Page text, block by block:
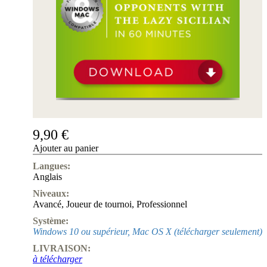
9,90 €
Ajouter au panier
Langues:
Anglais
Niveaux:
Avancé, Joueur de tournoi, Professionnel
Système:
Windows 10 ou supérieur, Mac OS X (télécharger seulement)
LIVRAISON:
à télécharger
de
nous
FAQ
Management
Compliance
Hotline
Compte
Mise-